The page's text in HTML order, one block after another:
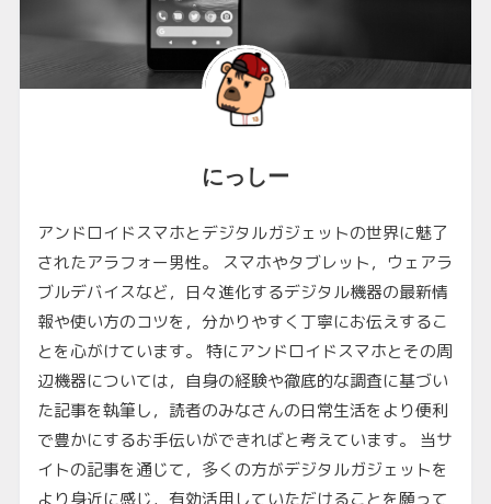
にっしー
アンドロイドスマホとデジタルガジェットの世界に魅了
されたアラフォー男性。 スマホやタブレット，ウェアラ
ブルデバイスなど，日々進化するデジタル機器の最新情
報や使い方のコツを，分かりやすく丁寧にお伝えするこ
とを心がけています。 特にアンドロイドスマホとその周
辺機器については，自身の経験や徹底的な調査に基づい
た記事を執筆し，読者のみなさんの日常生活をより便利
で豊かにするお手伝いができればと考えています。 当サ
イトの記事を通じて，多くの方がデジタルガジェットを
より身近に感じ，有効活用していただけることを願って